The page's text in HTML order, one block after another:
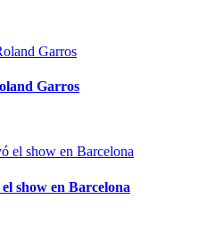
Garros
show en Barcelona